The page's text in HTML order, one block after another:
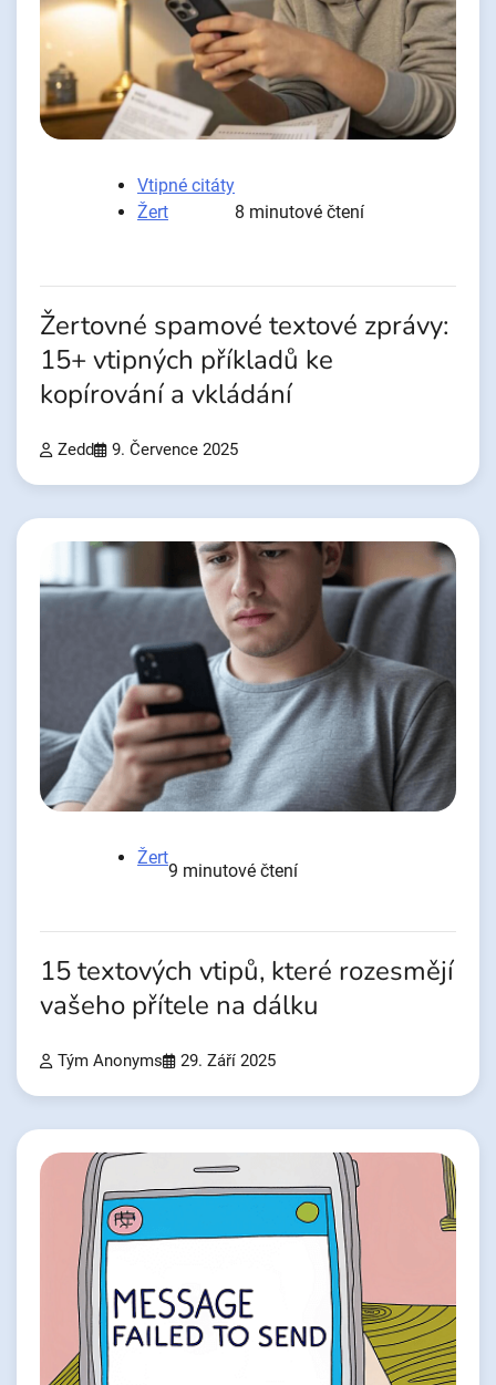
Vtipné citáty
Žert
8 minutové čtení
Žertovné spamové textové zprávy:
15+ vtipných příkladů ke
kopírování a vkládání
Zedd 9. Července 2025
Žert
9 minutové čtení
15 textových vtipů, které rozesmějí
vašeho přítele na dálku
Tým Anonyms 29. Září 2025